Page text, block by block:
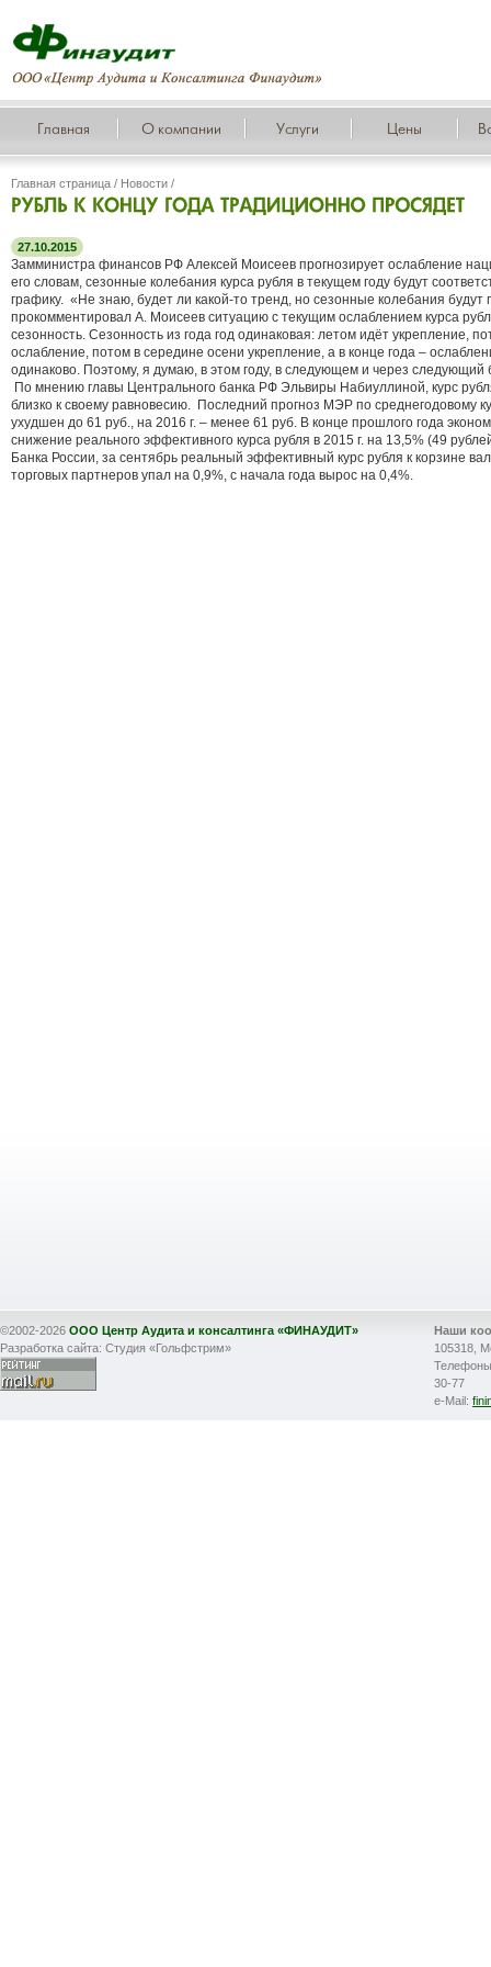
Главная О компании Услуги Цены
Главная страница / Новости /
27.10.2015
Замминистра финансов РФ Алексей Моисеев прогнозирует ослабление
его словам, сезонные колебания курса рубля в текущем году будут
графику. «Не знаю, будет ли какой-то тренд, но сезонные колебания
прокомментировал А. Моисеев ситуацию с текущим ослаблением курса
сезонность. Сезонность из года год одинаковая: летом идёт укрепление,
ослабление, потом в середине осени укрепление, а в конце года –
одинаково. Поэтому, я думаю, в этом году, в следующем и через следующий
По мнению главы Центрального банка РФ Эльвиры Набиуллиной, курс
близко к своему равновесию. Последний прогноз МЭР по среднегодовому
ухудшен до 61 руб., на 2016 г. – менее 61 руб. В конце прошлого года
снижение реального эффективного курса рубля в 2015 г. на 13,5% (49
Банка России, за сентябрь реальный эффективный курс рубля к корзине
торговых партнеров упал на 0,9%, с начала года вырос на 0,4%.
©2002-2026 ООО Центр Аудита и консалтинга «ФИНАУДИТ»
Разработка сайта: Студия «Гольфстрим»
Наши
105318,
30-77
e-Mail: